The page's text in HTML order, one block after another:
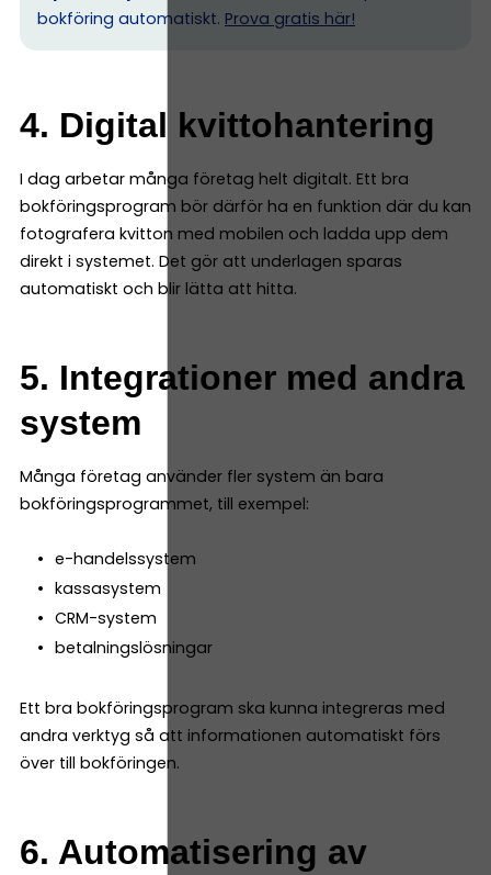
bokföring automatiskt. Prova gratis här!
4. Digital kvittohantering
I dag arbetar många företag helt digitalt. Ett bra
bokföringsprogram bör därför ha en funktion där du kan
fotografera kvitton med mobilen och ladda upp dem
direkt i systemet. Det gör att underlagen sparas
automatiskt och blir lätta att hitta.
5. Integrationer med andra
system
Många företag använder fler system än bara
bokföringsprogrammet, till exempel:
e-handelssystem
kassasystem
CRM-system
betalningslösningar
Ett bra bokföringsprogram ska kunna integreras med
andra verktyg så att informationen automatiskt förs
över till bokföringen.
6. Automatisering av